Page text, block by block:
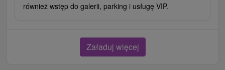
również wstęp do galerii, parking i usługę VIP.
Załaduj więcej